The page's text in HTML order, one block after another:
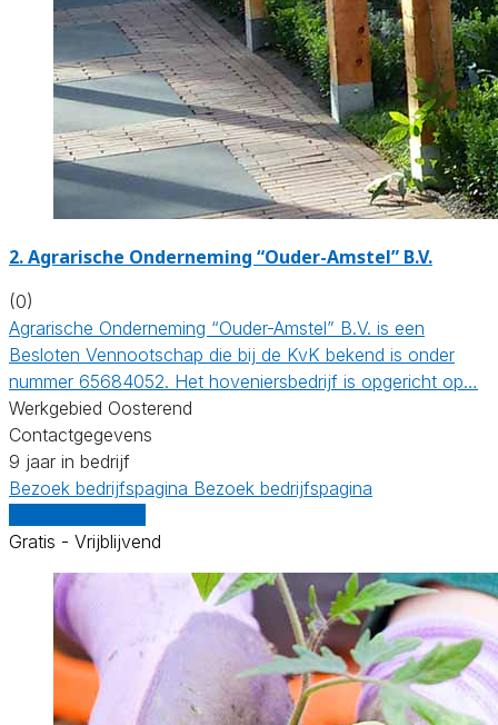
2.Agrarische Onderneming “Ouder-Amstel” B.V.
(0)
Agrarische Onderneming “Ouder-Amstel” B.V. is een
Besloten Vennootschap die bij de KvK bekend is onder
nummer 65684052. Het hoveniersbedrijf is opgericht op…
Werkgebied Oosterend
Contactgegevens
9 jaar in bedrijf
Bezoek bedrijfspagina Bezoek bedrijfspagina
Gratis - Vrijblijvend